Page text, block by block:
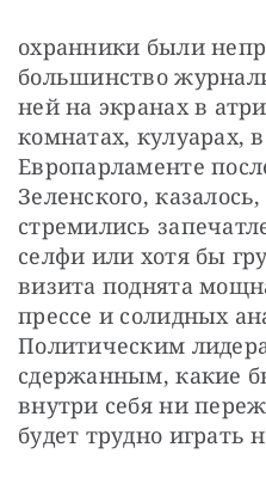
охранники были
большинство
ней на экранах в
комнатах, кулуарах,
Европарламенте
Зеленского,
стремились
селфи или хотя бы
визита поднята
прессе и солидных
Политическим
сдержанным, какие
внутри себя ни
будет трудно играть